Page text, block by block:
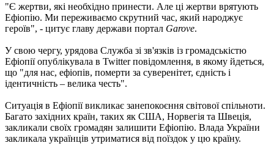
"Є жертви, які необхідно принести. Але ці жертви врятують
Ефіопію. Ми переживаємо скрутний час, який народжує
героїв", - цитує главу держави портал Garove.
У свою чергу, урядова Служба зі зв'язків із громадськістю
Ефіопії опублікувала в Twitter повідомлення, в якому йдеться,
що "для нас, ефіопів, померти за суверенітет, єдність і
ідентичність – велика честь".
Ситуація в Ефіопії викликає занепокоєння світової спільноти.
Багато західних країн, таких як США, Норвегія та Швеція,
закликали своїх громадян залишити Ефіопію. Влада України
закликала українців утриматися від поїздок у цю країну.